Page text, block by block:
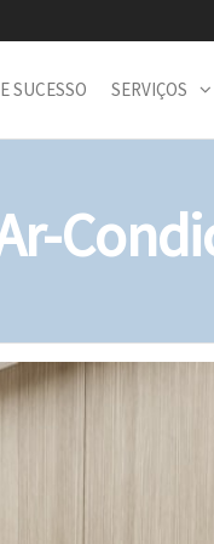
SUCESSO SERVIÇOS